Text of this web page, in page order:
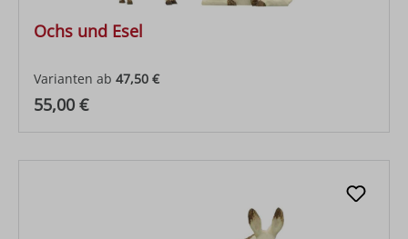
Ochs und Esel
Varianten ab 47,50 €
Regulärer Preis:
55,00 €